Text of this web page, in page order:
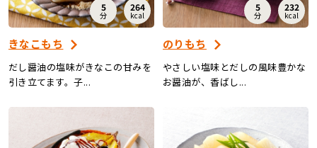
5
分
264
kcal
きなこもち
だし醤油の塩味がきなこの甘みを
引き立てます。子...
5
分
232
kcal
のりもち
やさしい塩味とだしの風味豊かな
お醤油が、香ばし...